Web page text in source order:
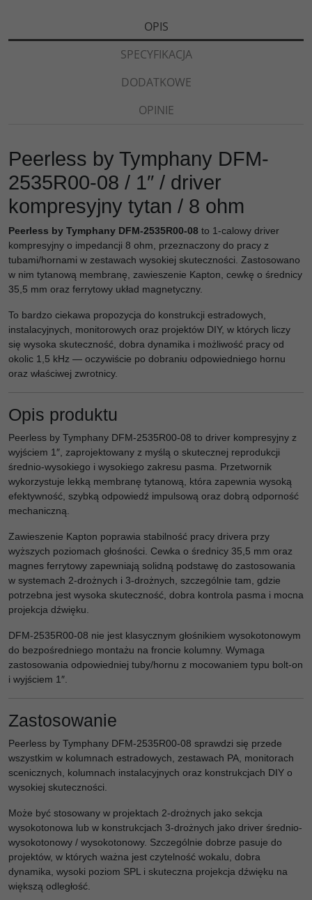
OPIS
SPECYFIKACJA
DODATKOWE
OPINIE
Peerless by Tymphany DFM-
2535R00-08 / 1″ / driver
kompresyjny tytan / 8 ohm
Peerless by Tymphany DFM-2535R00-08 to 1-calowy driver
kompresyjny o impedancji 8 ohm, przeznaczony do pracy z
tubami/hornami w zestawach wysokiej skuteczności. Zastosowano
w nim tytanową membranę, zawieszenie Kapton, cewkę o średnicy
35,5 mm oraz ferrytowy układ magnetyczny.
To bardzo ciekawa propozycja do konstrukcji estradowych,
instalacyjnych, monitorowych oraz projektów DIY, w których liczy
się wysoka skuteczność, dobra dynamika i możliwość pracy od
okolic 1,5 kHz — oczywiście po dobraniu odpowiedniego hornu
oraz właściwej zwrotnicy.
Opis produktu
Peerless by Tymphany DFM-2535R00-08 to driver kompresyjny z
wyjściem 1″, zaprojektowany z myślą o skutecznej reprodukcji
średnio-wysokiego i wysokiego zakresu pasma. Przetwornik
wykorzystuje lekką membranę tytanową, która zapewnia wysoką
efektywność, szybką odpowiedź impulsową oraz dobrą odporność
mechaniczną.
Zawieszenie Kapton poprawia stabilność pracy drivera przy
wyższych poziomach głośności. Cewka o średnicy 35,5 mm oraz
magnes ferrytowy zapewniają solidną podstawę do zastosowania
w systemach 2-drożnych i 3-drożnych, szczególnie tam, gdzie
potrzebna jest wysoka skuteczność, dobra kontrola pasma i mocna
projekcja dźwięku.
DFM-2535R00-08 nie jest klasycznym głośnikiem wysokotonowym
do bezpośredniego montażu na froncie kolumny. Wymaga
zastosowania odpowiedniej tuby/hornu z mocowaniem typu bolt-on
i wyjściem 1″.
Zastosowanie
Peerless by Tymphany DFM-2535R00-08 sprawdzi się przede
wszystkim w kolumnach estradowych, zestawach PA, monitorach
scenicznych, kolumnach instalacyjnych oraz konstrukcjach DIY o
wysokiej skuteczności.
Może być stosowany w projektach 2-drożnych jako sekcja
wysokotonowa lub w konstrukcjach 3-drożnych jako driver średnio-
wysokotonowy / wysokotonowy. Szczególnie dobrze pasuje do
projektów, w których ważna jest czytelność wokalu, dobra
dynamika, wysoki poziom SPL i skuteczna projekcja dźwięku na
większą odległość.